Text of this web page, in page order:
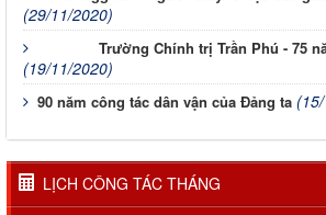
(29/11/2020)
Trường Chính trị Trần Phú - 75
(19/11/2020)
90 năm công tác dân vận của Đảng ta
LỊCH CÔNG TÁC THÁNG